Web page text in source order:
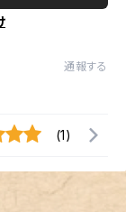
通報する
(1)